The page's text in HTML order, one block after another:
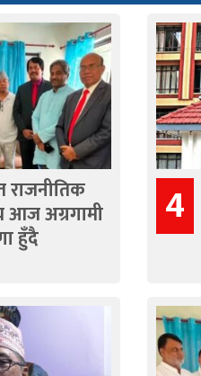
राजनीतिक
अग्रगामी
हुँदै
4